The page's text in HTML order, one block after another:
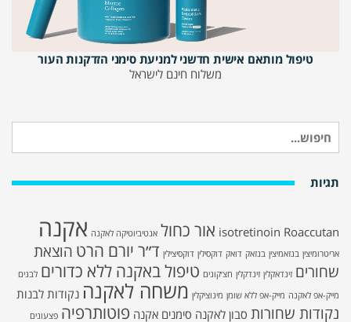
טיפול מותאם אישית חדשני למניעת סימני הזדקנות העור
משלוח חינם לישראל
עבור:
תגיות
isotretinoin Roaccutan אור כחול אנטיביוטיקה לאקנה אקנה
אריטרומיצין בנזאמיצין בנזאק דואק דוקסילין דוקסיצילין ד״ר יורם הרט הוצאת
שחורים זינדאקלין זינדקלין חצ׳קונים טיפול באקנה ללא כדורים לבנים
מייק-אפ לאקנה מייק-אפ ללא שומן מינוציקלין משחה לאקנה נקודות לבנות
נקודות שחורות סבון לאקנה סימנים אקנה פוטותרפיה פצעונים